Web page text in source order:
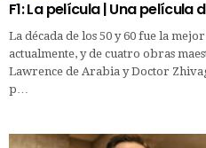
F1: La película | Una película
La década de los 50 y 60 fue la
actualmente, y de cuatro obras
Lawrence de Arabia y Doctor
p…